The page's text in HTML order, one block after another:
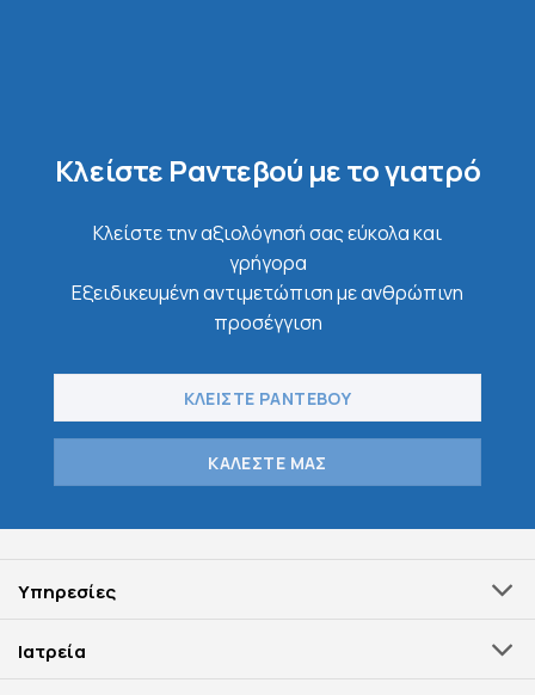
Κλείστε Ραντεβού με το γιατρό
Κλείστε την αξιολόγησή σας εύκολα και
γρήγορα
Εξειδικευμένη αντιμετώπιση με ανθρώπινη
προσέγγιση
ΚΛΕΙΣΤΕ ΡΑΝΤΕΒΟΥ
ΚΑΛΕΣΤΕ ΜΑΣ
Υπηρεσίες
Ιατρεία